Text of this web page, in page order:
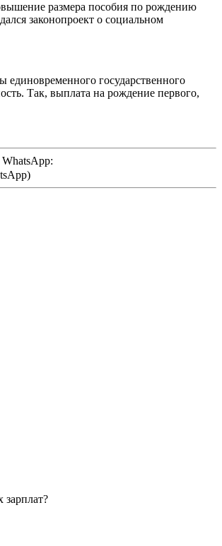
размера пособия по рождению
законопроект о социальном
государственного
Так, выплата на рождение первого,
зарплат?